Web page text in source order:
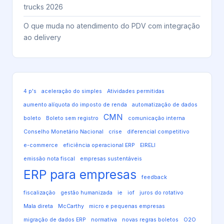
trucks 2026
O que muda no atendimento do PDV com integração
ao delivery
4 p's aceleração do simples Atividades permitidas
aumento alíquota do imposto de renda automatização de dados
boleto Boleto sem registro CMN comunicação interna
Conselho Monetário Nacional crise diferencial competitivo
e-commerce eficiência operacional ERP EIRELI
emissão nota fiscal empresas sustentáveis
ERP para empresas feedback
fiscalização gestão humanizada ie iof juros do rotativo
Mala direta McCarthy micro e pequenas empresas
migração de dados ERP normativa novas regras boletos O2O